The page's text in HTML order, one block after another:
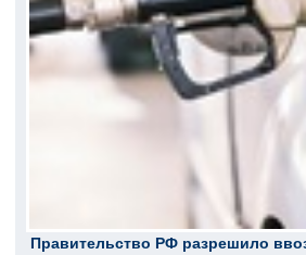
Правительство РФ разрешило